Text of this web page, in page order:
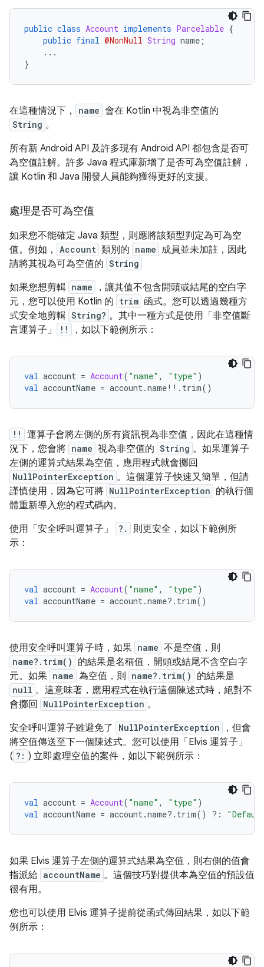
public class Account implements Parcelable {
public final @NonNull String name ;
...
}
在這種情況下， name 會在 Kotlin 中視為非空值的
String 。
所有新 Android API 及許多現有 Android API 都包含是否可
為空值註解。許多 Java 程式庫新增了是否可為空值註解，
讓 Kotlin 和 Java 開發人員能夠獲得更好的支援。
處理是否可為空值
如果您不能確定 Java 類型，則應將該類型判定為可為空
值。例如，
Account 類別的 name 成員並未加註，因此
請將其視為可為空值的 String
如果您想剪輯 name
，讓其值不包含開頭或結尾的空白字
元，您可以使用 Kotlin 的 trim 函式。您可以透過幾種方
式安全地剪輯 String? 。其中一種方式是使用「非空值斷
言運算子」
!! ，如以下範例所示：
val account = Account( "name" , "type" )
val accountName = account.name!!. trim()
!!
運算子會將左側的所有資訊視為非空值，因此在這種情
況下，您會將 name 視為非空值的 String 。如果運算子
左側的運算式結果為空值，應用程式就會擲回
NullPointerException 。這個運算子快速又簡單，但請
謹慎使用，因為它可將 NullPointerException 的執行個
體重新導入您的程式碼內。
使用「安全呼叫運算子」
?.
則更安全，如以下範例所
示：
val account = Account( "name" , "type" )
val accountName = account.name?. trim()
使用安全呼叫運算子時，如果 name 不是空值，則
name?.trim()
的結果是名稱值，開頭或結尾不含空白字
元。如果 name 為空值，則 name?.trim() 的結果是
null 。這意味著，應用程式在執行這個陳述式時，絕對不
會擲回
NullPointerException 。
安全呼叫運算子雖避免了
NullPointerException
，但會
將空值傳送至下一個陳述式。您可以使用「Elvis 運算子」
( ?: ) 立即處理空值的案件，如以下範例所示：
val account = Account( "name" , "type" )
val accountName = account.name?. trim() ?:
如果 Elvis 運算子左側的運算式結果為空值，則右側的值會
指派給 accountName 。這個技巧對提供本為空值的預設值
很有用。
您也可以使用 Elvis 運算子提前從函式傳回結果，如以下範
例所示：